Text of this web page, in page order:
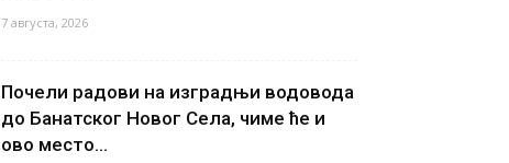
7 августа, 2026
Почели радови на изградњи водовода
до Банатског Новог Села, чиме ће и
ово место...